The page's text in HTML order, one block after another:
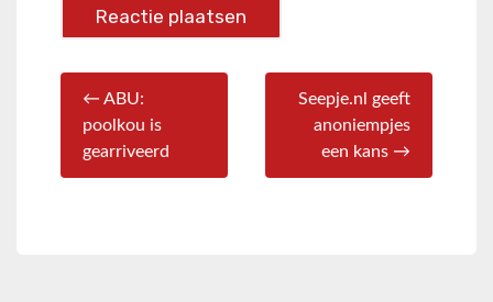
← ABU:
poolkou is
gearriveerd
Seepje.nl geeft
anoniempjes
een kans →